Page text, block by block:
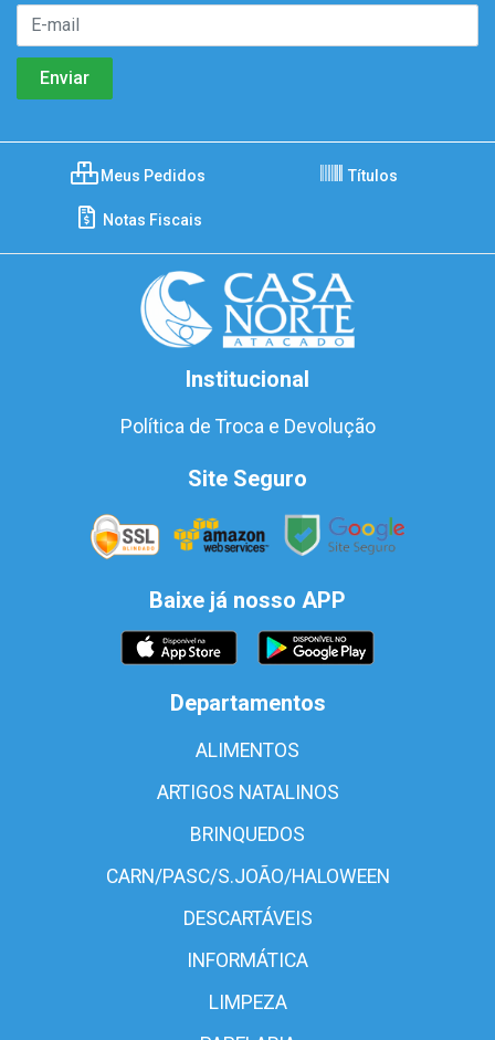
Meus Pedidos Títulos
Notas Fiscais
Institucional
Política de Troca e Devolução
Site Seguro
Baixe já nosso APP
Departamentos
ALIMENTOS
ARTIGOS NATALINOS
BRINQUEDOS
CARN/PASC/S.JOÃO/HALOWEEN
DESCARTÁVEIS
INFORMÁTICA
LIMPEZA